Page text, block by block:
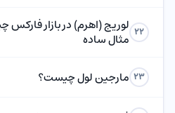
22 لوریج (اهرم) در بازار
مثال ساده
23 مارجین لول چیست؟